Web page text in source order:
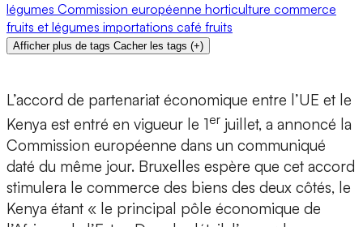
légumes Commission européenne horticulture commerce
fruits et légumes importations café fruits
Afficher plus de tags Cacher les tags (+)
L’accord de partenariat économique entre l’UE et le
Kenya est entré en vigueur le 1er juillet, a annoncé la
Commission européenne dans un communiqué
daté du même jour. Bruxelles espère que cet accord
stimulera le commerce des biens des deux côtés, le
Kenya étant « le principal pôle économique de